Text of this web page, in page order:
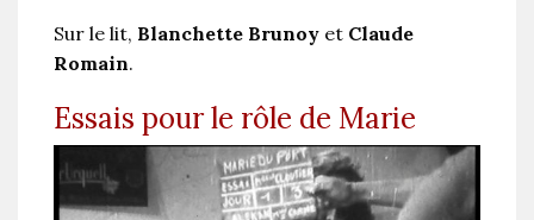
Sur le lit, Blanchette Brunoy et Claude
Romain.
Essais pour le rôle de Marie